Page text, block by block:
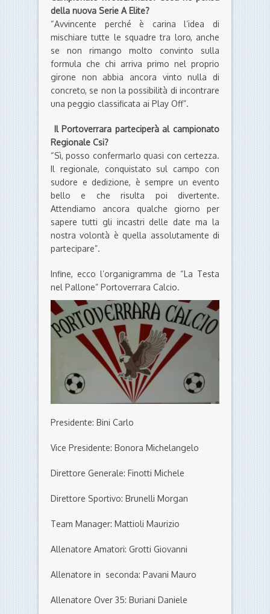
della nuova Serie A Elite?
“Avvincente perché è carina l’idea di
mischiare tutte le squadre tra loro, anche
se non rimango molto convinto sulla
formula che chi arriva primo nel proprio
girone non abbia ancora vinto nulla di
concreto, se non la possibilità di incontrare
una peggio classificata ai Play Off”.
Il Portoverrara parteciperà al campionato
Regionale Csi?
“Sì, posso confermarlo quasi con certezza.
Il regionale, conquistato sul campo con
sudore e dedizione, è sempre un evento
bello e che risulta poi divertente.
Attendiamo ancora qualche giorno per
sapere tutti gli incastri delle date ma la
nostra volontà è quella assolutamente di
partecipare”.
Infine, ecco l’organigramma de “La Testa
nel Pallone” Portoverrara Calcio.
Presidente: Bini Carlo
Vice Presidente: Bonora Michelangelo
Direttore Generale: Finotti Michele
Direttore Sportivo: Brunelli Morgan
Team Manager: Mattioli Maurizio
Allenatore Amatori: Grotti Giovanni
Allenatore in seconda: Pavani Mauro
Allenatore Over 35: Buriani Daniele